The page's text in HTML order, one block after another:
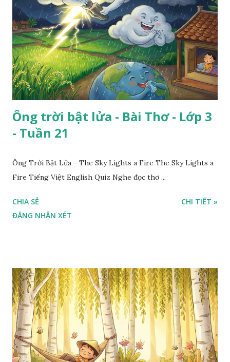
Ông trời bật lửa - Bài Thơ - Lớp 3
- Tuần 21
Ông Trời Bật Lửa - The Sky Lights a Fire The Sky Lights a
Fire Tiếng Việt English Quiz Nghe đọc thơ ...
CHIA SẺ
ĐĂNG NHẬN XÉT
CHI TIẾT »